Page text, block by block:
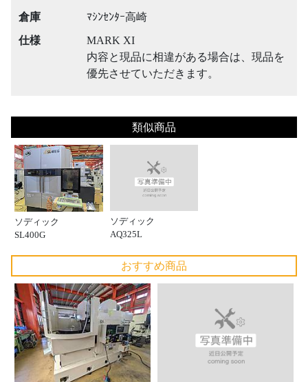
倉庫
ﾏｼﾝｾﾝﾀｰ高崎
仕様
MARK XI
内容と現品に相違がある場合は、現品を
優先させていただきます。
類似商品
ソディック
SL400G
ソディック
AQ325L
おすすめ商品